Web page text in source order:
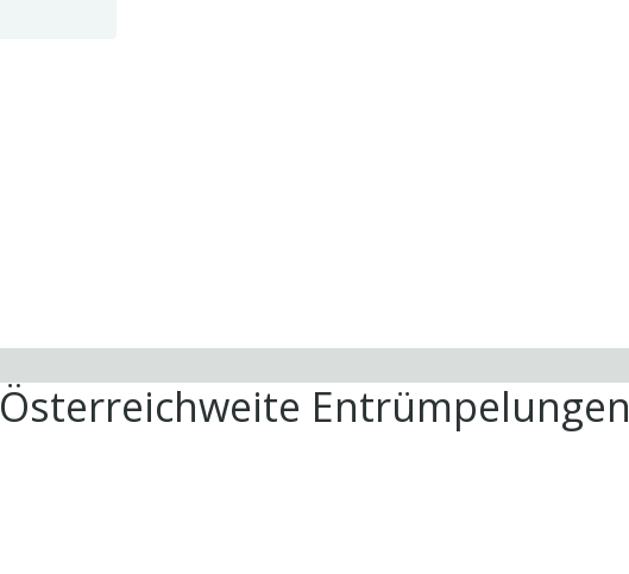
Österreichweite Entrümpelungen